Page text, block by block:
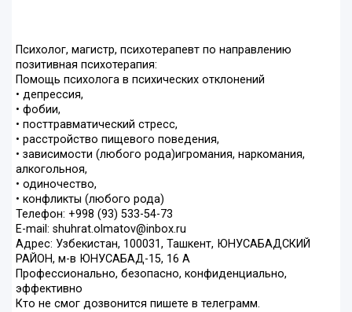
Психолог, магистр, психотерапевт по направлению
позитивная психотерапия:
Помощь психолога в психических отклонений
• депрессия,
• фобии,
• посттравматический стресс,
• расстройство пищевого поведения,
• зависимости (любого рода)игромания, наркомания,
алкогольноя,
• одиночество,
• конфликты (любого рода)
Телефон: +998 (93) 533-54-73
E-mail: shuhrat.olmatov@inbox.ru
Адрес: Узбекистан, 100031, Ташкент, ЮНУСАБАДСКИЙ
РАЙОН, м-в ЮНУСАБАД-15, 16 А
Профессионально, безопасно, конфиденциально,
эффективно
Кто не смог дозвонится пишете в телеграмм.